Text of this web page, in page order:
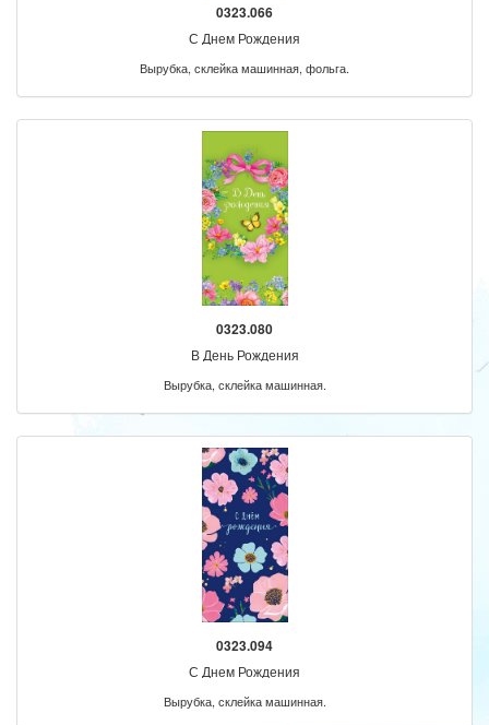
0323.066
С Днем Рождения
Вырубка, склейка машинная, фольга.
0323.080
В День Рождения
Вырубка, склейка машинная.
0323.094
С Днем Рождения
Вырубка, склейка машинная.